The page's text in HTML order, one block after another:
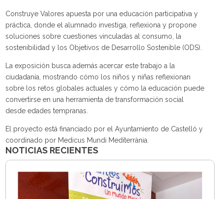
Construye Valores apuesta por una educación participativa y
práctica, donde el alumnado investiga, reflexiona y propone
soluciones sobre cuestiones vinculadas al consumo, la
sostenibilidad y los Objetivos de Desarrollo Sostenible (ODS).
La exposición busca además acercar este trabajo a la
ciudadanía, mostrando cómo los niños y niñas reflexionan
sobre los retos globales actuales y cómo la educación puede
convertirse en una herramienta de transformación social
desde edades tempranas.
El proyecto está financiado por el Ayuntamiento de Castelló y
coordinado por Medicus Mundi Mediterrània.
NOTICIAS RECIENTES